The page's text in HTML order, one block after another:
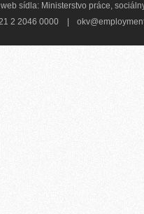
sídla: Ministerstvo práce,
2 2046 0000